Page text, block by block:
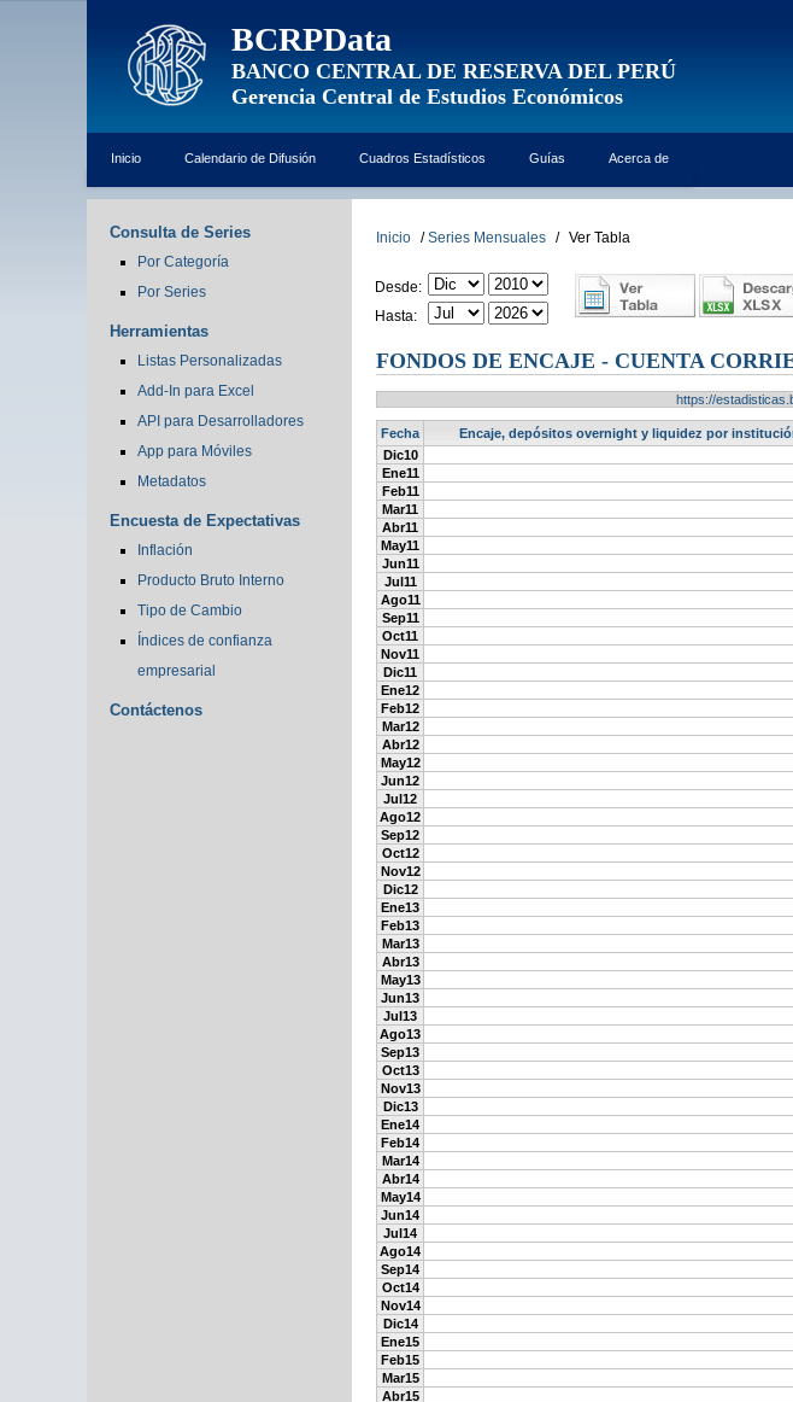
BCRPData
BANCO CENTRAL DE RESERVA DEL PERÚ
Gerencia Central de Estudios Económicos
Inicio Calendario de Difusión Cuadros Estadísticos Guías Acerca de
Consulta de Series
Por Categoría
Por Series
Herramientas
Listas Personalizadas
Add-In para Excel
API para Desarrolladores
App para Móviles
Metadatos
Encuesta de Expectativas
Inflación
Producto Bruto Interno
Tipo de Cambio
Índices de confianza
empresarial
Contáctenos
Inicio / Series Mensuales / Ver Tabla
Desde:
Hasta:
FONDOS DE ENCAJE - CUENTA
https://
Fecha
Encaje, depósitos overnight y liquidez por
Dic10
Ene11
Feb11
Mar11
Abr11
May11
Jun11
Jul11
Ago11
Sep11
Oct11
Nov11
Dic11
Ene12
Feb12
Mar12
Abr12
May12
Jun12
Jul12
Ago12
Sep12
Oct12
Nov12
Dic12
Ene13
Feb13
Mar13
Abr13
May13
Jun13
Jul13
Ago13
Sep13
Oct13
Nov13
Dic13
Ene14
Feb14
Mar14
Abr14
May14
Jun14
Jul14
Ago14
Sep14
Oct14
Nov14
Dic14
Ene15
Feb15
Mar15
Abr15